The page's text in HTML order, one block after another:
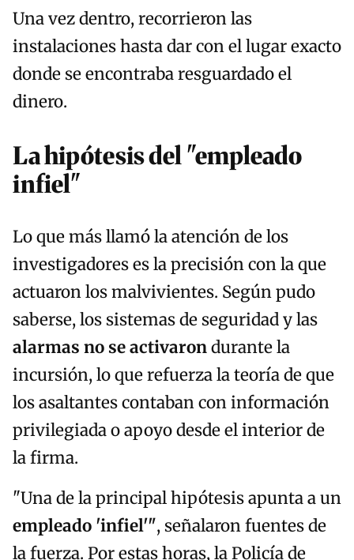
Una vez dentro, recorrieron las
instalaciones hasta dar con el lugar exacto
donde se encontraba resguardado el
dinero.
La hipótesis del "empleado
infiel"
Lo que más llamó la atención de los
investigadores es la precisión con la que
actuaron los malvivientes. Según pudo
saberse, los sistemas de seguridad y las
alarmas no se activarondurante la
incursión, lo que refuerza la teoría de que
los asaltantes contaban con información
privilegiada o apoyo desde el interior de
la firma.
"Una de la principal hipótesis apunta a un
empleado 'infiel'", señalaron fuentes de
la fuerza. Por estas horas, la Policía de